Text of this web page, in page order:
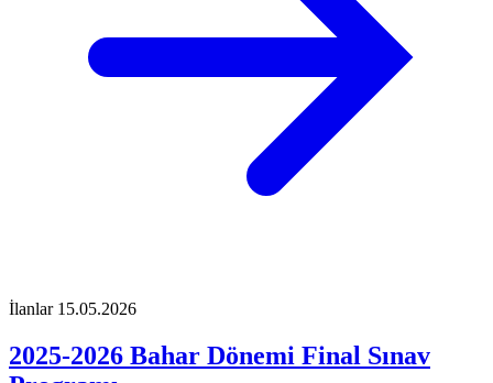
İlanlar 15.05.2026
2025-2026 Bahar Dönemi Final Sınav